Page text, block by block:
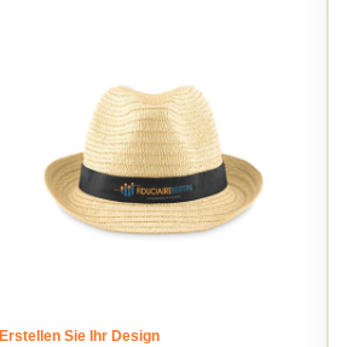
Erstellen Sie Ihr Design